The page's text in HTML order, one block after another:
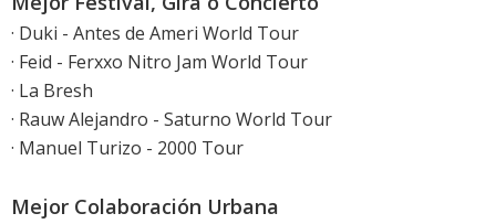
· Duki - Antes de Ameri World Tour
· Feid - Ferxxo Nitro Jam World Tour
· La Bresh
· Rauw Alejandro - Saturno World Tour
· Manuel Turizo - 2000 Tour
Mejor Colaboración Urbana